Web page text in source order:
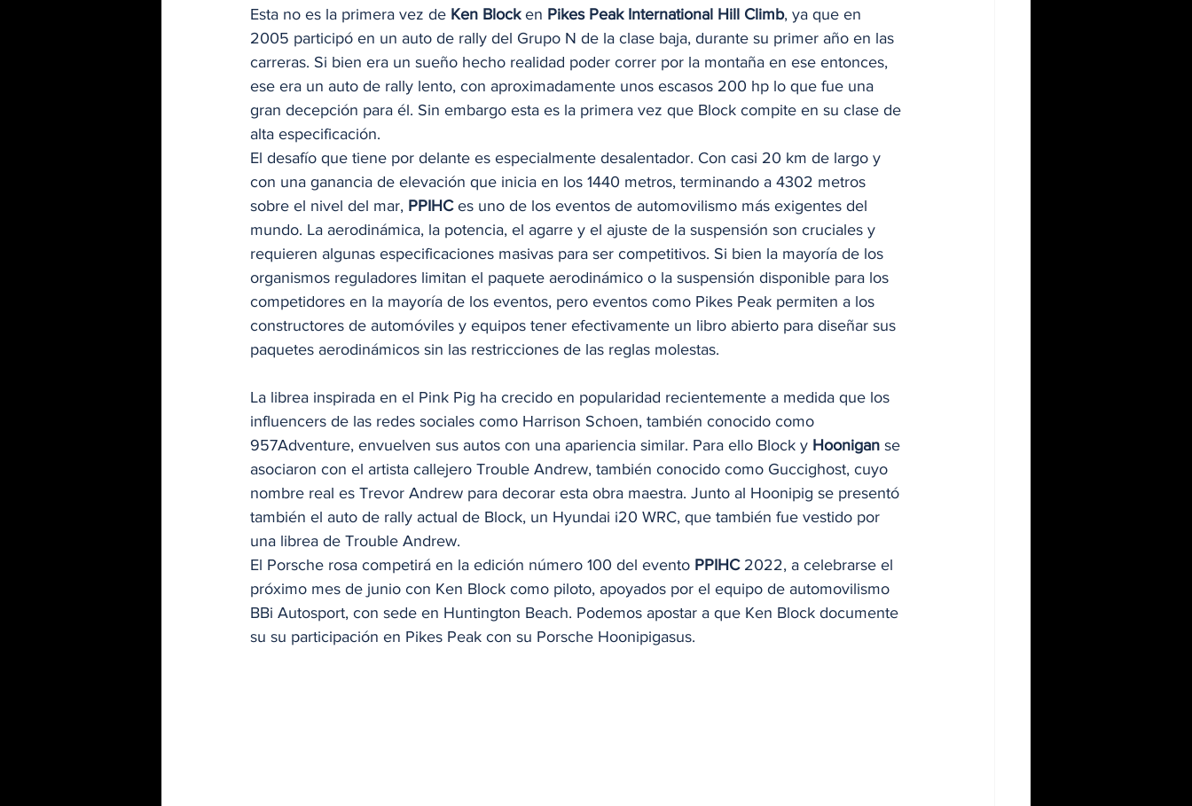
Esta no es la primera vez de Ken Block en Pikes Peak International Hill Climb, ya que en
2005 participó en un auto de rally del Grupo N de la clase baja, durante su primer año en las
carreras. Si bien era un sueño hecho realidad poder correr por la montaña en ese entonces,
ese era un auto de rally lento, con aproximadamente unos escasos 200 hp lo que fue una
gran decepción para él. Sin embargo esta es la primera vez que Block compite en su clase de
alta especificación.
El desafío que tiene por delante es especialmente desalentador. Con casi 20 km de largo y
con una ganancia de elevación que inicia en los 1440 metros, terminando a 4302 metros
sobre el nivel del mar, PPIHC es uno de los eventos de automovilismo más exigentes del
mundo. La aerodinámica, la potencia, el agarre y el ajuste de la suspensión son cruciales y
requieren algunas especificaciones masivas para ser competitivos. Si bien la mayoría de los
organismos reguladores limitan el paquete aerodinámico o la suspensión disponible para los
competidores en la mayoría de los eventos, pero eventos como Pikes Peak permiten a los
constructores de automóviles y equipos tener efectivamente un libro abierto para diseñar sus
paquetes aerodinámicos sin las restricciones de las reglas molestas.
La librea inspirada en el Pink Pig ha crecido en popularidad recientemente a medida que los
influencers de las redes sociales como Harrison Schoen, también conocido como
957Adventure, envuelven sus autos con una apariencia similar. Para ello Block y Hoonigan se
asociaron con el artista callejero Trouble Andrew, también conocido como Guccighost, cuyo
nombre real es Trevor Andrew para decorar esta obra maestra. Junto al Hoonipig se presentó
también el auto de rally actual de Block, un Hyundai i20 WRC, que también fue vestido por
una librea de Trouble Andrew.
El Porsche rosa competirá en la edición número 100 del evento PPIHC 2022, a celebrarse el
próximo mes de junio con Ken Block como piloto, apoyados por el equipo de automovilismo
BBi Autosport, con sede en Huntington Beach. Podemos apostar a que Ken Block documente
su su participación en Pikes Peak con su Porsche Hoonipigasus.